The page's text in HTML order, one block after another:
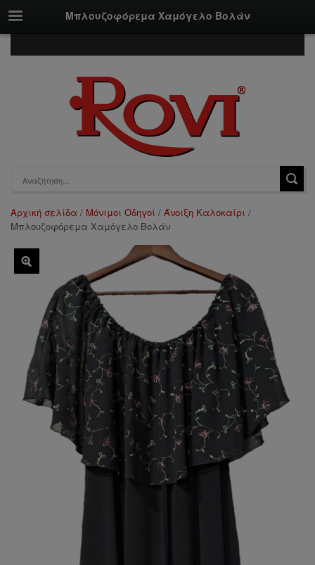
Μπλουζοφόρεμα Χαμόγελο Βολάν
Αρχική σελίδα / Μόνιμοι Οδηγοί / Άνοιξη Καλοκαίρι /
Μπλουζοφόρεμα Χαμόγελο Βολάν